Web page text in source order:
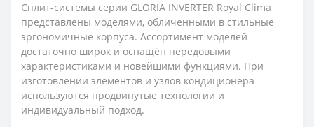
Сплит-системы серии GLORIA INVERTER Royal Clima
представлены моделями, обличенными в стильные
эргономичные корпуса. Ассортимент моделей
достаточно широк и оснащён передовыми
характеристиками и новейшими функциями. При
изготовлении элементов и узлов кондиционера
используются продвинутые технологии и
индивидуальный подход.